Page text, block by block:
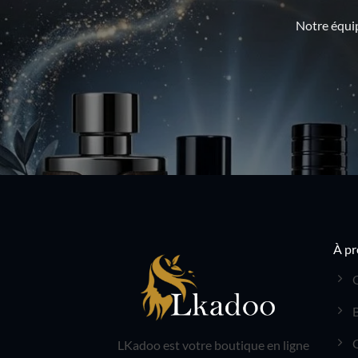
du
produit
Notre
LKadoo est votre boutique en ligne
À